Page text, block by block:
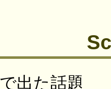
で出た話題